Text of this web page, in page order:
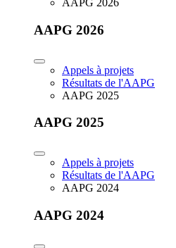
AAPG 2026
AAPG 2026
Appels à projets
Résultats de l'AAPG
AAPG 2025
AAPG 2025
Appels à projets
Résultats de l'AAPG
AAPG 2024
AAPG 2024